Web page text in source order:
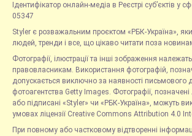
Ідентифікатор онлайн-медіа в Реєстрі суб’єктів у
05347
Styler є розважальним проєктом «РБК-Україна»,
людей, тренди і все, що цікаво читати поза
Фотографії, ілюстрації та інші зображення належать
правовласникам. Використання фотографій,
допускається виключно за наявності письмового
фотоагентства Getty Images. Фотографії,
або підписані «Styler» чи «РБК-Україна», можуть
умовах ліцензії Creative Commons Attribution 4.0
При повному або частковому відтворенні